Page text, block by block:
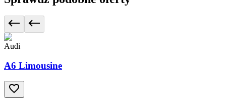
Audi
A6 Limousine